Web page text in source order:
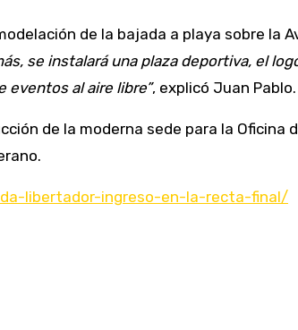
de la bajada a playa sobre la
se instalará una plaza deportiva, el
eventos al aire libre”, explicó Juan Pablo.
de la moderna sede para la Oficina
libertador-ingreso-en-la-recta-final/